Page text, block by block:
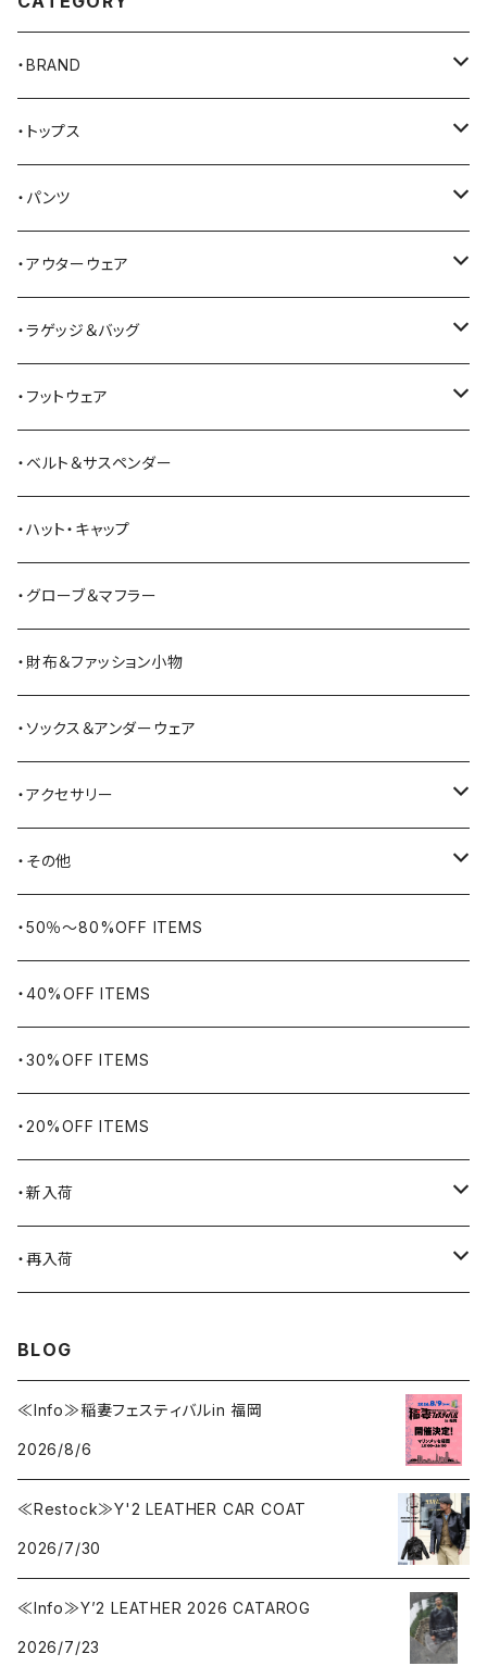
・BRAND
AKER
Alden
ALFONSO'S OF HOLLYWOOD LEATHER
All American Khakis
American Optical
ANDERSON BEAN BOOT CO.
Bass Pro Shops
BATTLE LAKE
Barbour
BAYSIDE
BELSTAFF
BIG BILL
WORKERS BIGDAY
BHADUR
Bills KHAKIS
BLUCO
Blundstone
BLACK JACK BOOTS
CAMBER
CONVERSE
・トップス
Tシャツ
シャツ
ベスト
セーター
スウェットシャツ
カーディガン
パーカー
・パンツ
ジーンズ
ワークパンツ
オーバーオール
ミリタリーパンツ
ツナギ
ジャージ・スウェット
ハーフパンツ・ショートパンツ
・アウターウェア
コート
ジャケット
ベスト
・ラゲッジ＆バッグ
トートバッグ
ショルダーバッグ
リュック・バックパック
ボストンバッグ・ダッフルバッグ
ヒップバッグ・ファニーパック
ブリーフケース
ツールバッグ
・フットウェア
ブーツ
スニーカー
サンダル
その他シューズ
シュー用品
・ベルト＆サスペンダー
・ハット・キャップ
・グローブ＆マフラー
・財布＆ファッション小物
・ソックス＆アンダーウェア
・アクセサリー
バングル・ブレスレット
リング
ネックレス・ペンダント
ピンズ・ブローチ
腕時計
・その他
ヴィンテージ
アウトドア用品
ナバホラグ・ビンテージラグ
ブランケット
食品
ライター
エプロン
本、写真集
・50％〜80%OFF ITEMS
・40%OFF ITEMS
・30%OFF ITEMS
・20%OFF ITEMS
・新入荷
2026.7.31
2026.7.6
・再入荷
2026.7.23
BLOG
≪Info≫稲妻フェスティバルin 福岡
2026/8/6
≪Restock≫Y'2 LEATHER CAR COAT
2026/7/30
≪Info≫Y’2 LEATHER 2026 CATAROG
2026/7/23